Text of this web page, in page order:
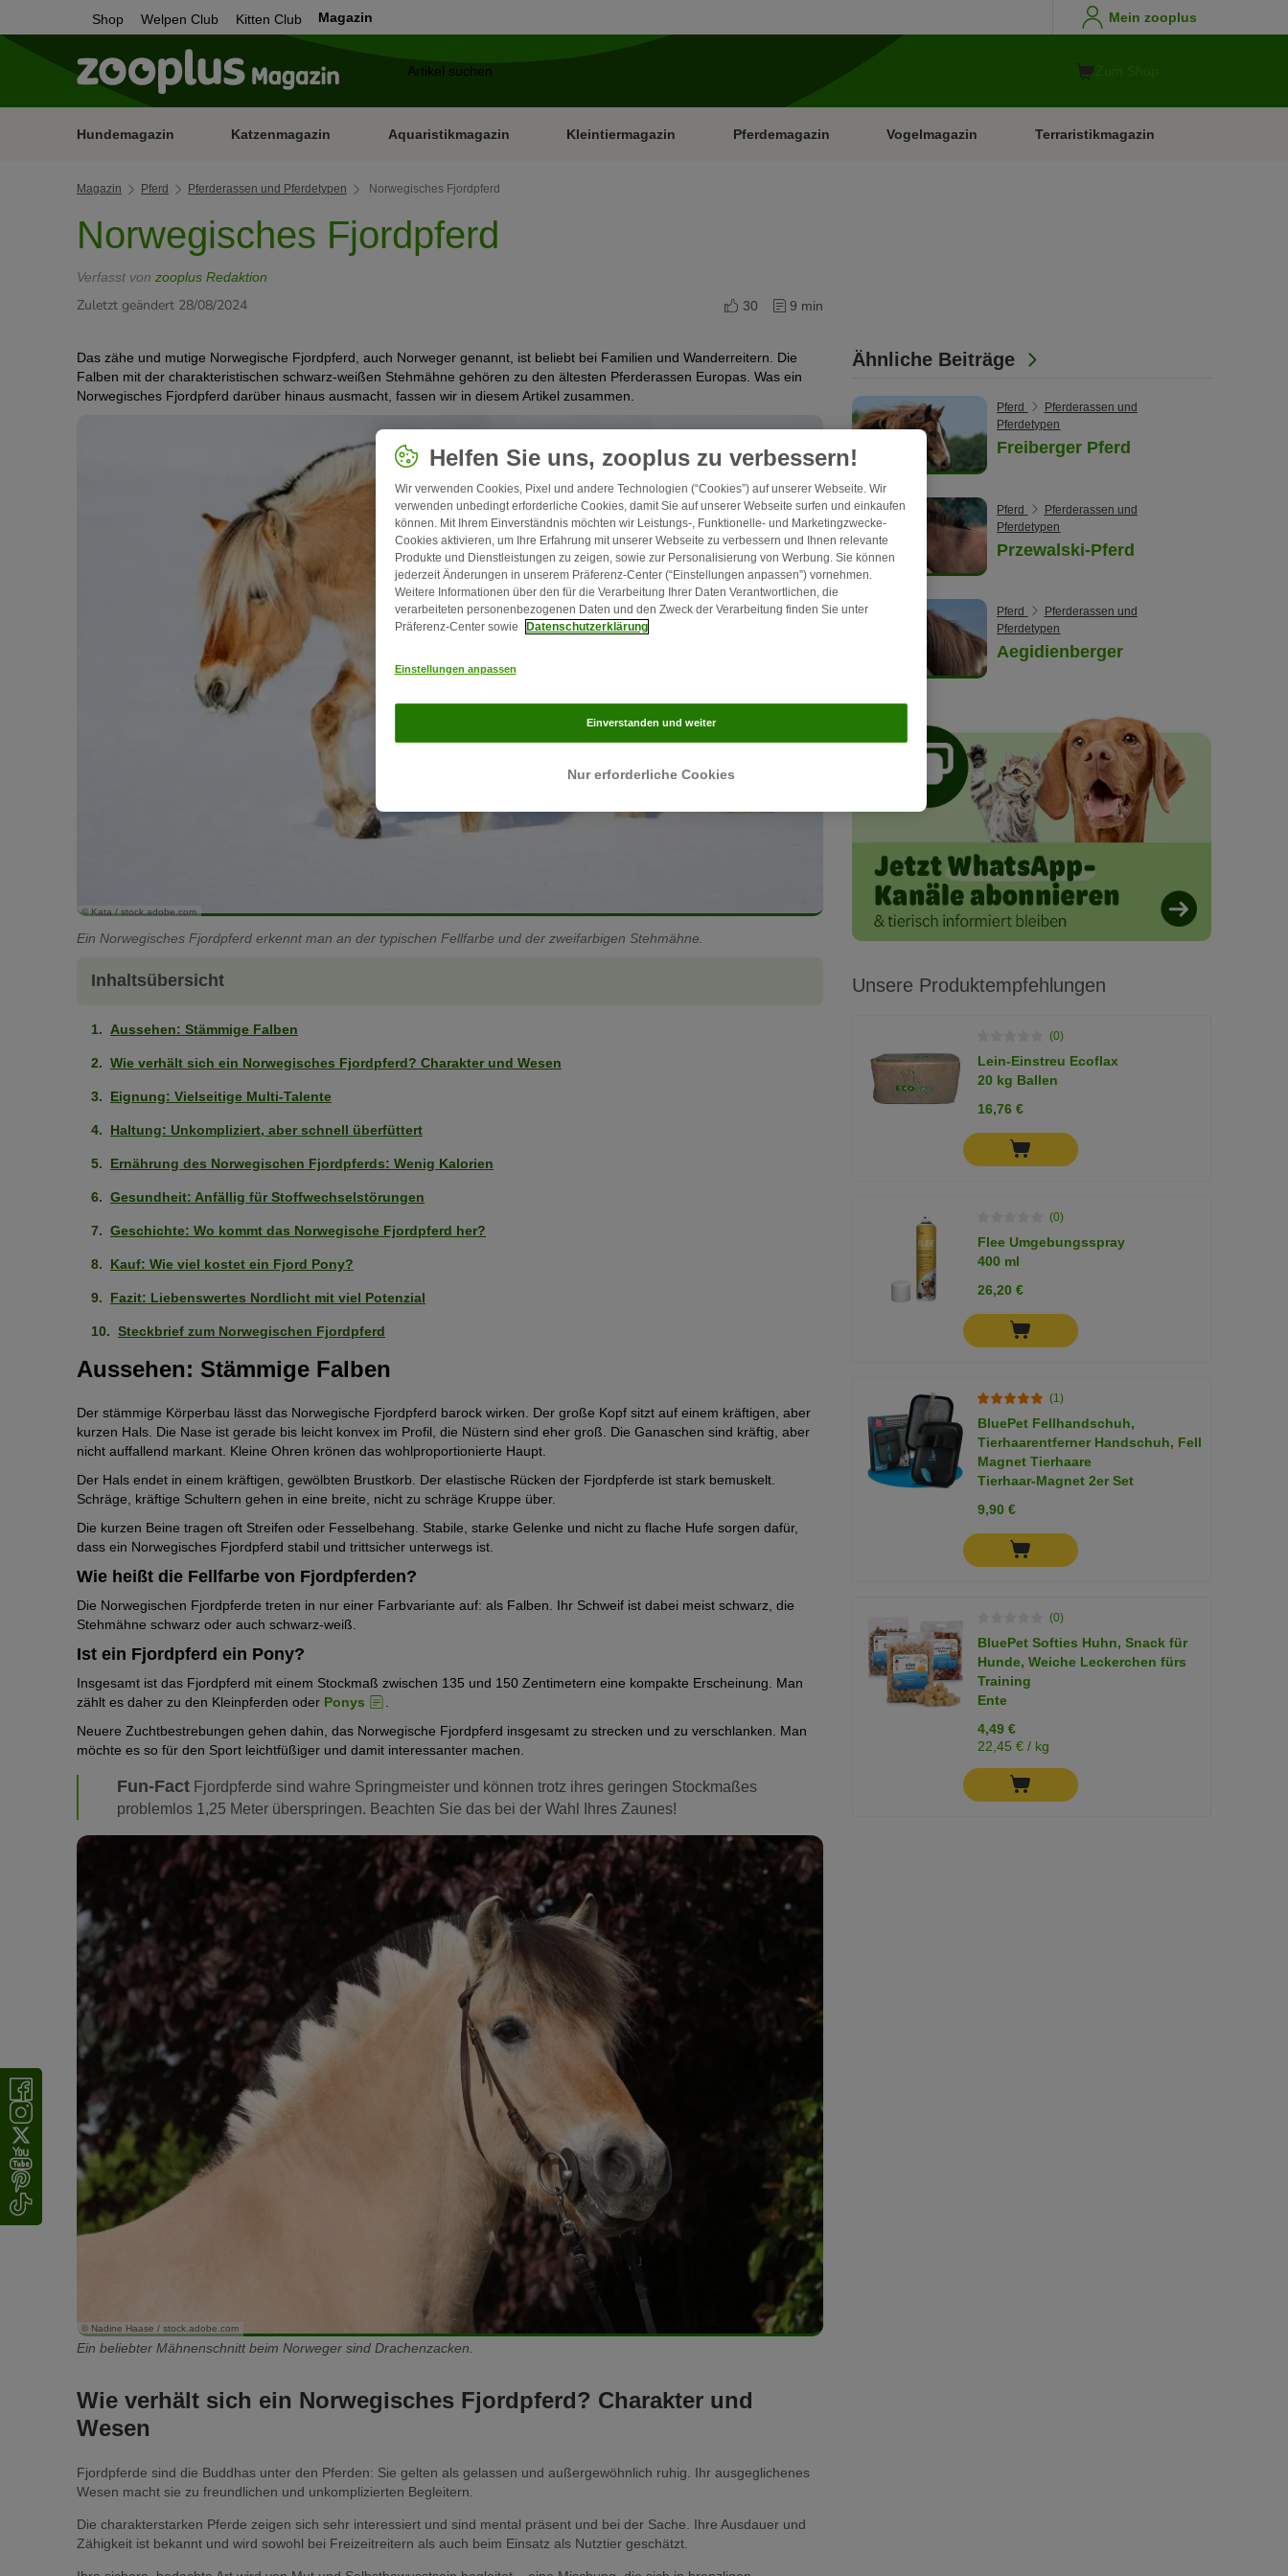
Shop Welpen Club Kitten Club Magazin Mein zooplus
Hundemagazin Katzenmagazin Aquaristikmagazin Kleintiermagazin Pferdemagazin Vogelmagazin Terraristikmagazin
Magazin Pferd Pferderassen und Pferdetypen Norwegisches Fjordpferd
Norwegisches Fjordpferd
Verfasst von zooplus Redaktion
Zuletzt geändert 28/08/2024 30 9 min
Das zähe und mutige Norwegische Fjordpferd, auch Norweger genannt, ist beliebt bei Familien und Wanderreitern. Die
Falben mit der charakteristischen schwarz-weißen Stehmähne gehören zu den ältesten Pferderassen Europas. Was ein
Norwegisches Fjordpferd darüber hinaus ausmacht, fassen wir in diesem Artikel zusammen.
© Kata / stock.adobe.com
Ein Norwegisches Fjordpferd erkennt man an der typischen Fellfarbe und der zweifarbigen Stehmähne.
Inhaltsübersicht
Aussehen: Stämmige Falben
Wie verhält sich ein Norwegisches Fjordpferd? Charakter und Wesen
Eignung: Vielseitige Multi-Talente
Haltung: Unkompliziert, aber schnell überfüttert
Ernährung des Norwegischen Fjordpferds: Wenig Kalorien
Gesundheit: Anfällig für Stoffwechselstörungen
Geschichte: Wo kommt das Norwegische Fjordpferd her?
Kauf: Wie viel kostet ein Fjord Pony?
Fazit: Liebenswertes Nordlicht mit viel Potenzial
Steckbrief zum Norwegischen Fjordpferd
Aussehen: Stämmige Falben
Der stämmige Körperbau lässt das Norwegische Fjordpferd barock wirken. Der große Kopf sitzt auf einem kräftigen, aber
kurzen Hals. Die Nase ist gerade bis leicht konvex im Profil, die Nüstern sind eher groß. Die Ganaschen sind kräftig, aber
nicht auffallend markant. Kleine Ohren krönen das wohlproportionierte Haupt.
Der Hals endet in einem kräftigen, gewölbten Brustkorb. Der elastische Rücken der Fjordpferde ist stark bemuskelt.
Schräge, kräftige Schultern gehen in eine breite, nicht zu schräge Kruppe über.
Die kurzen Beine tragen oft Streifen oder Fesselbehang. Stabile, starke Gelenke und nicht zu flache Hufe sorgen dafür,
dass ein Norwegisches Fjordpferd stabil und trittsicher unterwegs ist.
Wie heißt die Fellfarbe von Fjordpferden?
Die Norwegischen Fjordpferde treten in nur einer Farbvariante auf: als Falben. Ihr Schweif ist dabei meist schwarz, die
Stehmähne schwarz oder auch schwarz-weiß.
Ist ein Fjordpferd ein Pony?
Insgesamt ist das Fjordpferd mit einem Stockmaß zwischen 135 und 150 Zentimetern eine kompakte Erscheinung. Man
zählt es daher zu den Kleinpferden oder Ponys
Neuere Zuchtbestrebungen gehen dahin, das Norwegische Fjordpferd insgesamt zu strecken und zu verschlanken. Man
möchte es so für den Sport leichtfüßiger und damit interessanter machen.
Fun-Fact Fjordpferde sind wahre Springmeister und können trotz ihres geringen Stockmaßes
problemlos 1,25 Meter überspringen. Beachten Sie das bei der Wahl Ihres Zaunes!
© Nadine Haase / stock.adobe.com
Ein beliebter Mähnenschnitt beim Norweger sind Drachenzacken.
Wie verhält sich ein Norwegisches Fjordpferd? Charakter und
Wesen
Fjordpferde sind die Buddhas unter den Pferden: Sie gelten als gelassen und außergewöhnlich ruhig. Ihr ausgeglichenes
Wesen macht sie zu freundlichen und unkomplizierten Begleitern.
Die charakterstarken Pferde zeigen sich sehr interessiert und sind mental präsent und bei der Sache. Ihre Ausdauer und
Zähigkeit ist bekannt und wird sowohl bei Freizeitreitern als auch beim Einsatz als Nutztier geschätzt.
Ähnliche Beiträge
Pferd
Pferderassen und
Pferdetypen
Freiberger Pferd
Pferd
Pferderassen und
Pferdetypen
Przewalski-Pferd
Pferd
Pferderassen und
Pferdetypen
Aegidienberger
Unsere Produktempfehlungen
(0)
Lein-Einstreu Ecoflax
20 kg Ballen
16,76 €
(0)
Flee Umgebungsspray
400 ml
26,20 €
(1)
BluePet Fellhandschuh,
Tierhaarentferner Handschuh, Fell
Magnet Tierhaare
Tierhaar-Magnet 2er Set
9,90 €
(0)
BluePet Softies Huhn, Snack für
Hunde, Weiche Leckerchen fürs
Training
Ente
4,49 €
22,45 € / kg
Helfen Sie uns, zooplus zu verbessern!
Wir verwenden Cookies, Pixel und andere Technologien (“Cookies”) auf unserer Webseite. Wir
verwenden unbedingt erforderliche Cookies, damit Sie auf unserer Webseite surfen und einkaufen
können. Mit Ihrem Einverständnis möchten wir Leistungs-, Funktionelle- und Marketingzwecke-
Cookies aktivieren, um Ihre Erfahrung mit unserer Webseite zu verbessern und Ihnen relevante
Produkte und Dienstleistungen zu zeigen, sowie zur Personalisierung von Werbung. Sie können
jederzeit Änderungen in unserem Präferenz-Center (“Einstellungen anpassen”) vornehmen.
Weitere Informationen über den für die Verarbeitung Ihrer Daten Verantwortlichen, die
verarbeiteten personenbezogenen Daten und den Zweck der Verarbeitung finden Sie unter
Präferenz-Center sowie
Datenschutzerklärung
Einstellungen anpassen
Nur erforderliche Cookies
Einverstanden und weiter